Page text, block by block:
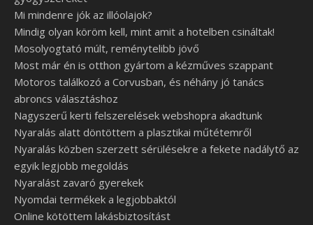
Mi mindenre jók az illóolajok?
Mindig olyan köröm kell, mint amit a hotelben csináltak!
Mosolyogtató múlt, reménytelibb jövő
Most már én is otthon gyártom a kézműves szappant
Motoros találkozó a Corvusban, és néhány jó tanács
abroncs választáshoz
Nagyszerű kerti felszerelések webshopra akadtunk
Nyaralás alatt döntöttem a plasztikai műtétemről
Nyaralás közben szerzett sérülésekre a fekete nadálytő az
egyik legjobb megoldás
Nyaralást zavaró gyerekek
Nyomdai termékek a legjobbaktól
Online kötöttem lakásbiztosítást